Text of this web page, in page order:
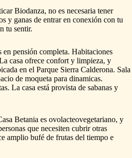
Biodanza, no es necesaria tener
y ganas de entrar en conexión con tu
tu sentir.
en pensión completa. Habitaciones
casa ofrece confort y limpieza, y
en el Parque Sierra Calderona. Sala
de moqueta para dinamicas.
La casa está provista de sabanas y
Betania es ovolacteovegetariano, y
que necesiten cubrir otras
amplio bufé de frutas del tiempo e